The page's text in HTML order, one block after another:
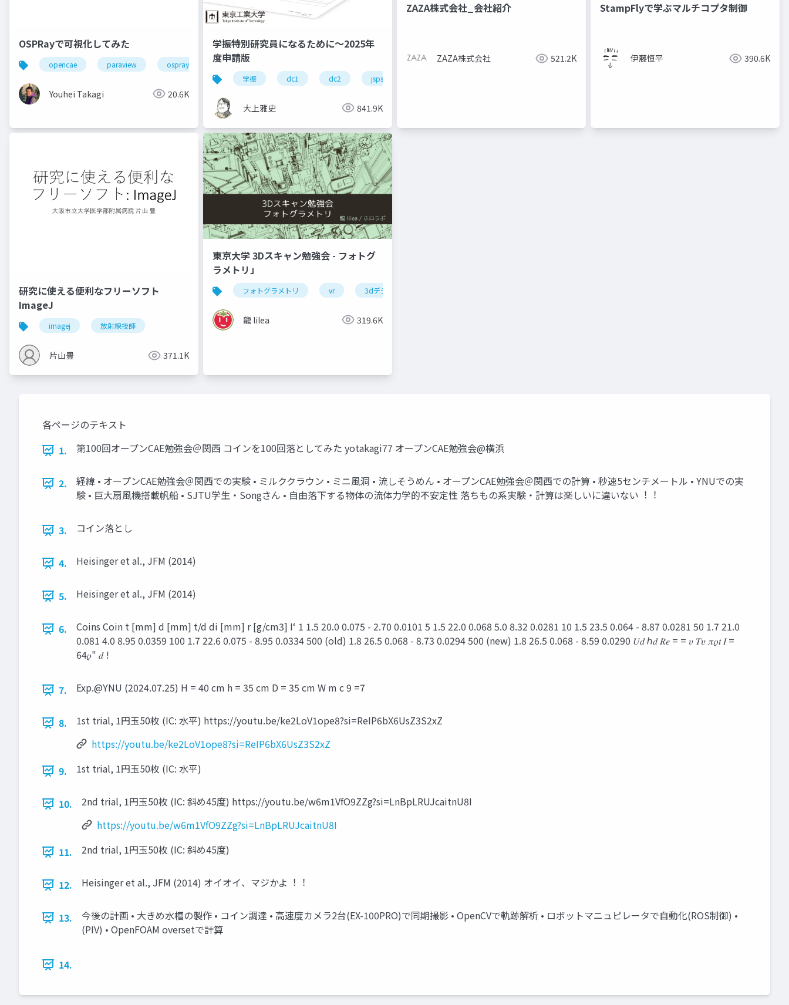
OSPRayで可視化してみた
opencae paraview ospray
Youhei Takagi 20.6K
学振特別研究員になるために～2025年
度申請版
学振 dc1 dc2 jsps
大上雅史 841.9K
ZAZA株式会社_会社紹介
ZAZA株式会社 521.2K
StampFlyで学ぶマルチコプタ制御
伊藤恒平 390.6K
研究に使える便利なフリーソフト
ImageJ
imagej 放射線技師
片山豊 371.1K
東京大学 3Dスキャン勉強会 - フォトグ
ラメトリ」
フォトグラメトリ vr 3dデジタルアーカイブ
龍 lilea 319.6K
各ページのテキスト
1.
第100回オープンCAE勉強会＠関⻄ コインを100回落としてみた yotakagi77 オープンCAE勉強会@横浜
2.
経緯 • オープンCAE勉強会＠関⻄での実験 • ミルククラウン • ミニ⾵洞 • 流しそうめん • オープンCAE勉強会＠関⻄での計算 • 秒速5センチメートル • YNUでの実
験 • 巨⼤扇⾵機搭載帆船 • SJTU学⽣・Songさん • ⾃由落下する物体の流体⼒学的不安定性 落ちもの系実験・計算は楽しいに違いない︕︕
3. コイン落とし
4. Heisinger et al., JFM (2014)
5. Heisinger et al., JFM (2014)
6.
Coins Coin t [mm] d [mm] t/d di [mm] r [g/cm3] Iʻ 1 1.5 20.0 0.075 - 2.70 0.0101 5 1.5 22.0 0.068 5.0 8.32 0.0281 10 1.5 23.5 0.064 - 8.87 0.0281 50 1.7 21.0
0.081 4.0 8.95 0.0359 100 1.7 22.6 0.075 - 8.95 0.0334 500 (old) 1.8 26.5 0.068 - 8.73 0.0294 500 (new) 1.8 26.5 0.068 - 8.59 0.0290 𝑈𝑑 ℎ𝑑 𝑅𝑒 = = 𝜐 𝑇𝜐 𝜋𝜌𝑡 𝐼 =
64𝜌" 𝑑 !
7. Exp.@YNU (2024.07.25) H = 40 cm h = 35 cm D = 35 cm W m c 9 =7
8.
1st trial, 1円⽟50枚 (IC: ⽔平) https://youtu.be/ke2LoV1ope8?si=ReIP6bX6UsZ3S2xZ
https://youtu.be/ke2LoV1ope8?si=ReIP6bX6UsZ3S2xZ
9.
1st trial, 1円⽟50枚 (IC: ⽔平)
10.
2nd trial, 1円⽟50枚 (IC: 斜め45度) https://youtu.be/w6m1VfO9ZZg?si=LnBpLRUJcaitnU8I
https://youtu.be/w6m1VfO9ZZg?si=LnBpLRUJcaitnU8I
11.
2nd trial, 1円⽟50枚 (IC: 斜め45度)
12. Heisinger et al., JFM (2014) オイオイ、マジかよ︕︕
13.
今後の計画 • ⼤きめ⽔槽の製作 • コイン調達 • ⾼速度カメラ2台(EX-100PRO)で同期撮影 • OpenCVで軌跡解析 • ロボットマニュピレータで⾃動化(ROS制御) •
(PIV) • OpenFOAM oversetで計算
14.